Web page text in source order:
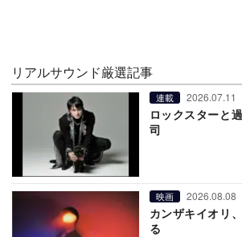
リアルサウンド厳選記事
連載 2026.07.11
ロックスターと
司
映画 2026.08.08
カンザキイオリ
る